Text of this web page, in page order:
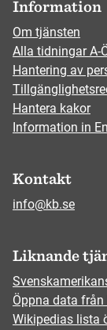
Information
Om tjänsten
Alla tidningar A-
Hantering av
Hantera kakor
Information in
Kontakt
info@kb.se
Liknande
Öppna data
Wikipedias lista